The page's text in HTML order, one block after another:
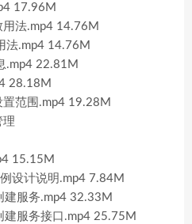
17.96M
用法.mp4 14.76M
法.mp4 14.76M
.mp4 22.81M
28.18M
范围.mp4 19.28M
理
15.15M
设计说明.mp4 7.84M
建服务.mp4 32.33M
建服务接口.mp4 25.75M